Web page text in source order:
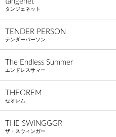
タンジェネット
TENDER PERSON
テンダーパーソン
The Endless Summer
エンドレスサマー
THEOREM
セオレム
THE SWINGGGR
ザ・スウィンガー